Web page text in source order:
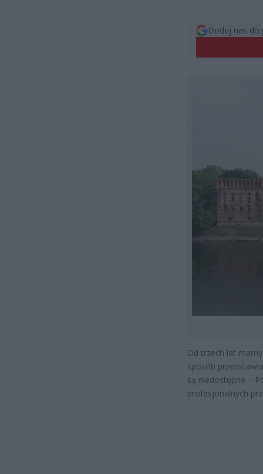
Dodaj nas do
Od trzech lat
sposób
są niedostępne –
profesjonalnych